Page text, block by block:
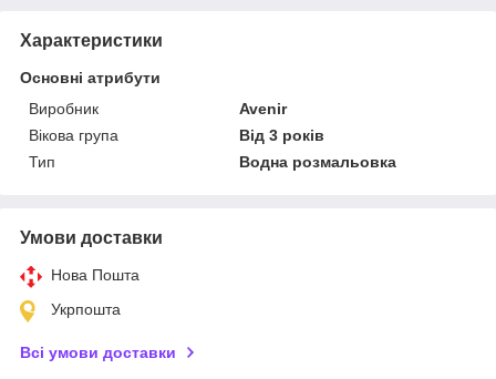
Характеристики
Основні атрибути
Виробник
Avenir
Вікова група
Від 3 років
Тип
Водна розмальовка
Умови доставки
Нова Пошта
Укрпошта
Всі умови доставки